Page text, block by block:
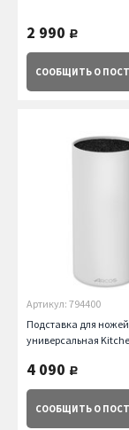
2 990 руб.
СООБЩИТЬ О
Артикул: 794400
Подставка для ножей
универсальная
4 090 руб.
СООБЩИТЬ О